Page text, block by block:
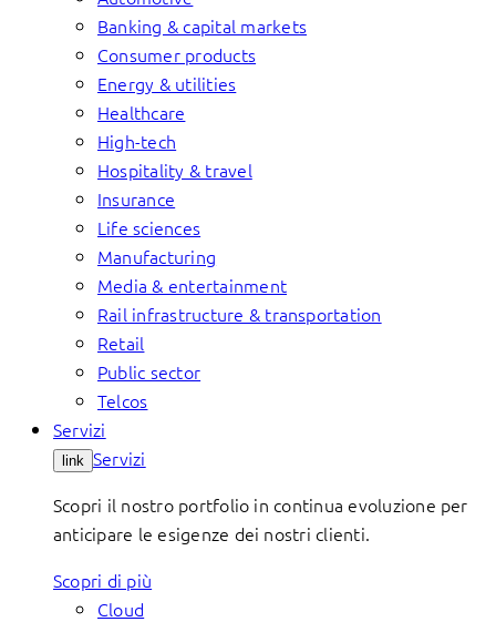
Banking & capital markets
Consumer products
Energy & utilities
Healthcare
High-tech
Hospitality & travel
Insurance
Life sciences
Manufacturing
Media & entertainment
Rail infrastructure & transportation
Retail
Public sector
Telcos
Servizi
link Servizi
Scopri il nostro portfolio in continua evoluzione per
anticipare le esigenze dei nostri clienti.
Scopri di più
Cloud